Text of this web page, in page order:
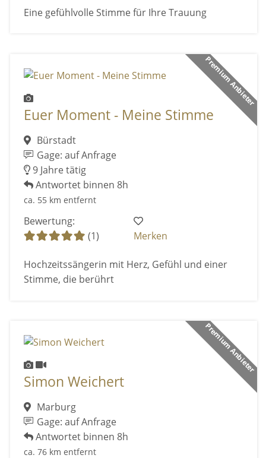
Eine gefühlvolle Stimme für Ihre Trauung
Premium Anbieter
Euer Moment - Meine Stimme
Bürstadt
Gage: auf Anfrage
9 Jahre tätig
Antwortet binnen 8h
ca. 55 km entfernt
Bewertung:
(1)
Merken
Hochzeitssängerin mit Herz, Gefühl und einer
Stimme, die berührt
Premium Anbieter
Simon Weichert
Marburg
Gage: auf Anfrage
Antwortet binnen 8h
ca. 76 km entfernt